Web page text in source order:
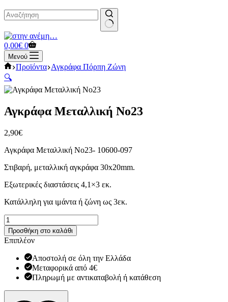
No
results
Καλάθι
Αγορών
0,00€ 0
Μενού
Αρχική
Προϊόντα Αγκράφα Πόρπη Ζώνη
🔍
Αγκράφα Μεταλλική Νο23
2,90€
Αγκράφα Μεταλλική Νο23- 10600-097
Στιβαρή, μεταλλική αγκράφα 30x20mm.
Εξωτερικές διαστάσεις 4,1×3 εκ.
Κατάλληλη για ιμάντα ή ζώνη ως 3εκ.
Αγκράφα
Μεταλλική
Νο23
ποσότητα
Προσθήκη στο καλάθι
Επιπλέον
Αποστολή σε όλη την Ελλάδα
Μεταφορικά από 4€
Πληρωμή με αντικαταβολή ή κατάθεση